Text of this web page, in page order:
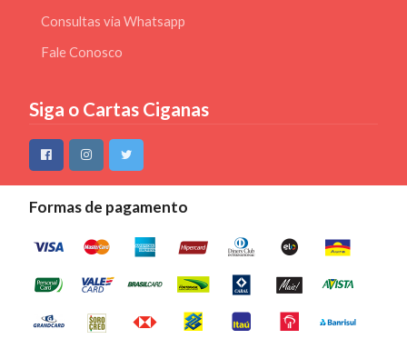
Consultas via Whatsapp
Fale Conosco
Siga o Cartas Ciganas
Formas de pagamento